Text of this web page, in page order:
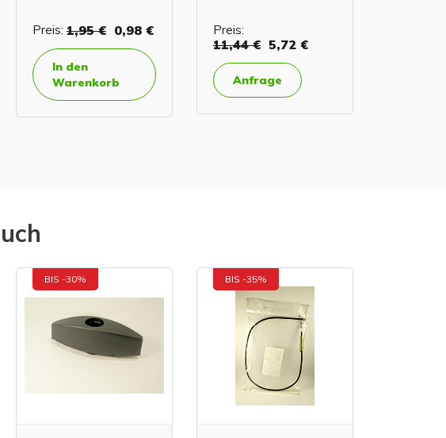
Preis: 1,95 € 0,98 €
In den
Warenkorb
Preis:
11,44 € 5,72 €
Anfrage
BIS -30% BIS -35%